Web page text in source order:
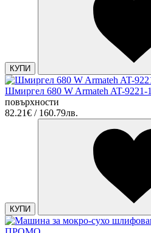
КУПИ
Шмиргел 680 W Armateh AT-9221-1
повърхности
82.21€ / 160.79лв.
КУПИ